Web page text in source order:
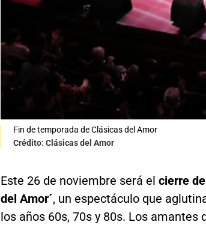
Fin de temporada de Clásicas del Amor
Crédito: Clásicas del Amor
Este 26 de noviembre será el cierre
del Amor´, un espectáculo que
los años 60s, 70s y 80s. Los